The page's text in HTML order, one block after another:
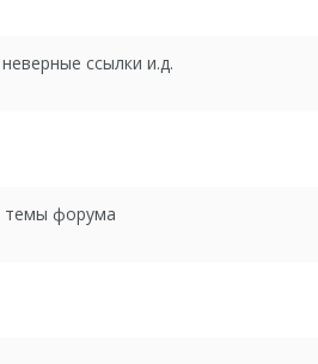
ссылки и.д.
темы форума